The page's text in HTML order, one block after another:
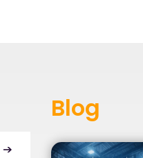
Blog